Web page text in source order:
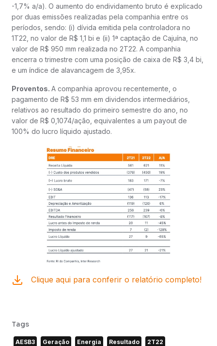
-1,7% a/a). O aumento do endividamento bruto é explicado
por duas emissões realizadas pela companhia entre os
períodos, sendo: (i) dívida emitida pela controladora no
1T22, no valor de R$ 1,1 bi e (ii) 1ª captação de Cajuína, no
valor de R$ 950 mm realizada no 2T22. A companhia
encerra o trimestre com uma posição de caixa de R$ 3,4 bi,
e um índice de alavancagem de 3,95x.
Proventos. A companhia aprovou recentemente, o
pagamento de R$ 53 mm em dividendos intermediários,
relativos ao resultado do primeiro semestre do ano, no
valor de R$ 0,1074/ação, equivalentes a um payout de
100% do lucro líquido ajustado.
Clique aqui para conferir o relatório completo!
Tags
AESB3 Geração Energia Resultado 2T22